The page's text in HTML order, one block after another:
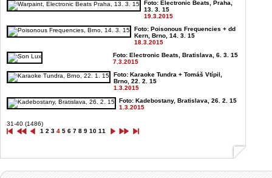
Foto: Electronic Beats, Praha,
13. 3. 15
19.3.2015
Foto: Poisonous Frequencies + dd
Kern, Brno, 14. 3. 15
18.3.2015
Foto: Electronic Beats, Bratislava, 6. 3. 15
7.3.2015
Foto: Karaoke Tundra + Tomáš Vtípil,
Brno, 22. 2. 15
1.3.2015
Foto: Kadebostany, Bratislava, 26. 2. 15
1.3.2015
31-40 (1486)
1 2 3 4 5 6 7 8 9 10 11